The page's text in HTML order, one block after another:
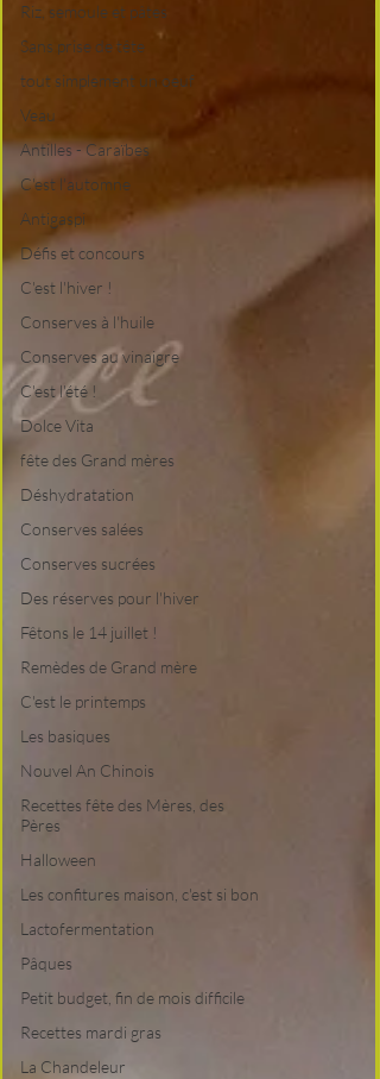
Riz, semoule et pâtes
Sans prise de tête
tout simplement un oeuf
Veau
Antilles - Caraïbes
C'est l'automne
Antigaspi
Défis et concours
C'est l'hiver !
Conserves à l'huile
Conserves au vinaigre
C'est l'été !
Dolce Vita
fête des Grand mères
Déshydratation
Conserves salées
Conserves sucrées
Des réserves pour l'hiver
Fêtons le 14 juillet !
Remèdes de Grand mère
C'est le printemps
Les basiques
Nouvel An Chinois
Recettes fête des Mères, des
Pères
Halloween
Les confitures maison, c'est si bon
Lactofermentation
Pâques
Petit budget, fin de mois difficile
Recettes mardi gras
La Chandeleur